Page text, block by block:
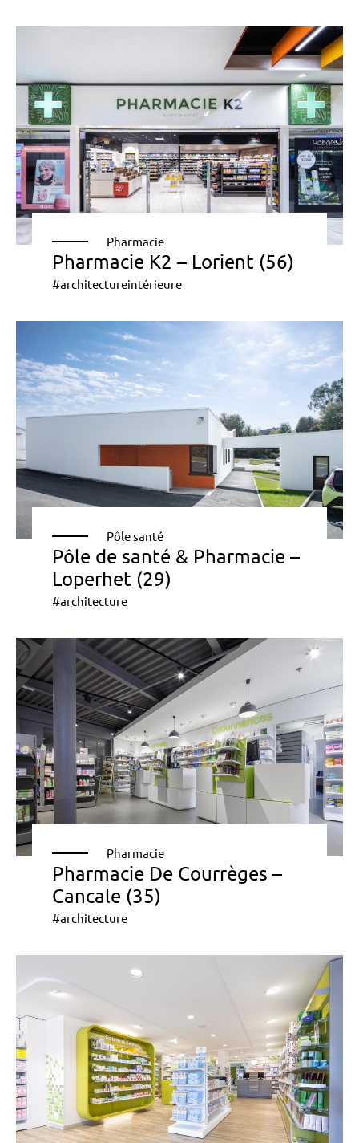
Pharmacie
#architectureintérieure
Pharmacie K2 – Lorient (56)
Pôle santé
#architecture
Pôle de santé & Pharmacie –
Loperhet (29)
Pharmacie
#architecture
Pharmacie De Courrèges –
Cancale (35)